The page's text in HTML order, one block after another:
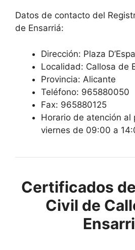
Datos de contacto del
de Ensarriá:
Dirección: Plaza
Localidad: Callosa de
Provincia: Alicante
Teléfono: 965880050
Fax: 965880125
Horario de atención al
viernes de 09:00 a
Certificados
Civil de